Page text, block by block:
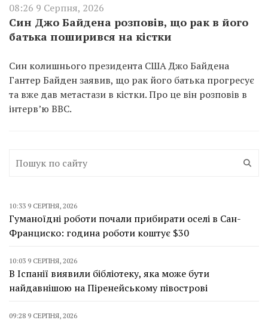
08:26 9 Серпня, 2026
Син Джо Байдена розповів, що рак в його
батька поширився на кістки
Син колишнього президента США Джо Байдена
Гантер Байден заявив, що рак його батька прогресує
та вже дав метастази в кістки. Про це він розповів в
інтерв’ю BBC.
10:33 9 СЕРПНЯ, 2026
Гуманоїдні роботи почали прибирати оселі в Сан-
Франциско: година роботи коштує $30
10:03 9 СЕРПНЯ, 2026
В Іспанії виявили бібліотеку, яка може бути
найдавнішою на Піренейському півострові
09:28 9 СЕРПНЯ, 2026